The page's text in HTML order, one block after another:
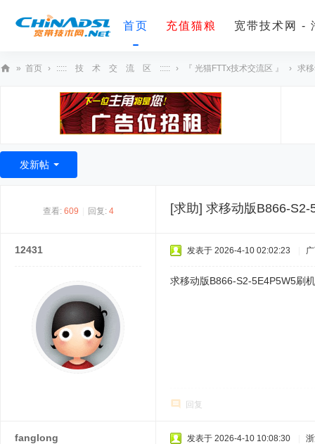
首页 充值猫粮 宽带技术网 -
术
» 首页 › ::::: 技 术 交 流 区 ::::: › 『 光猫FTTx技术交流区 』 › 求
发新帖
查看: 609 回复: 4 [求助] 求移动版B866-S2-
12431 发表于 2026-4-10 02:02:23
求移动版B866-S2-5E4P5W5刷
回复
fanglong 发表于 2026-4-10 10:08:30